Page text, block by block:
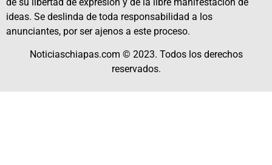
ideas. Se deslinda de toda responsabilidad a los
anunciantes, por ser ajenos a este proceso.
Noticiaschiapas.com © 2023. Todos los derechos
reservados.